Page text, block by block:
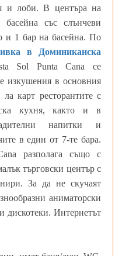
и лоби. В центъра на
със слънчеви
и 1 бар на басейна. По
в Доминиканска
Sol Punta Cana се
изкушения в основния
карт ресторантите с
кухня, както и в
напитки и
в един от 7-те бара.
разполага също с
търговски център с
За да не скучаят
аниматорски
дискотеки. Интернетът